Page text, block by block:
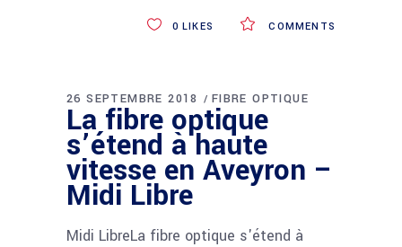
COMMENTS
0 LIKES
26 SEPTEMBRE 2018 FIBRE OPTIQUE
La fibre optique
s’étend à haute
vitesse en Aveyron –
Midi Libre
Midi LibreLa fibre optique s'étend à